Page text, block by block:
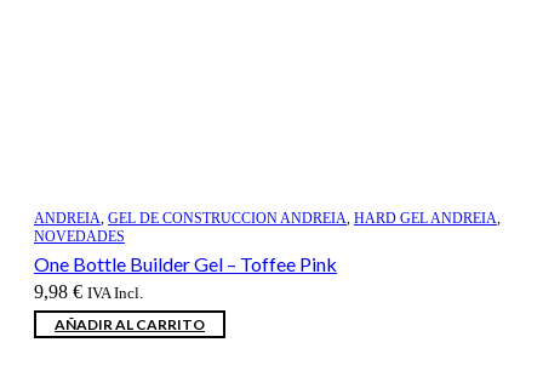
ANDREIA, GEL DE CONSTRUCCION ANDREIA, HARD GEL ANDREIA,
NOVEDADES
One Bottle Builder Gel – Toffee Pink
9,98 € IVA Incl.
AÑADIR AL CARRITO